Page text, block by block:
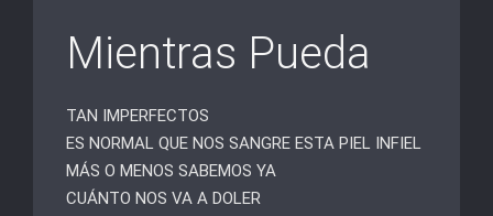
Mientras Pueda
TAN IMPERFECTOS
ES NORMAL QUE NOS SANGRE ESTA PIEL INFIEL
MÁS O MENOS SABEMOS YA
CUÁNTO NOS VA A DOLER